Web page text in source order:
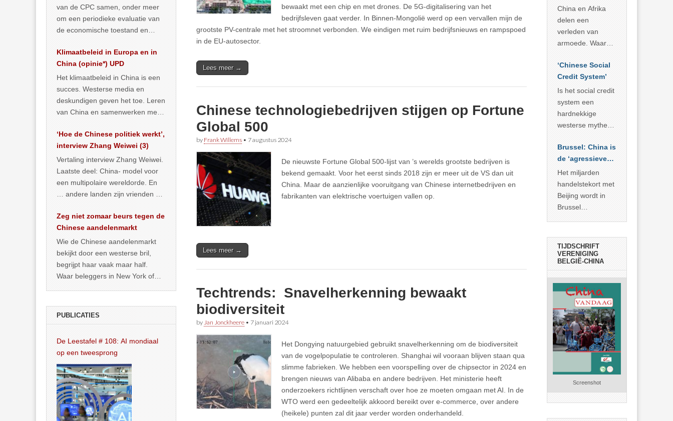
bewaakt met een chip en met drones. De 5G-digitalisering van het
bedrijfsleven gaat verder. In Binnen-Mongolië werd op een vervallen mijn de
grootste PV-centrale met het stroomnet verbonden. We eindigen met ruim bedrijfsnieuws en rampspoed
in de EU-autosector.
Lees meer →
Chinese technologiebedrijven stijgen op Fortune
Global 500
by Frank Willems • 7 augustus 2024
De nieuwste Fortune Global 500-lijst van ’s werelds grootste bedrijven is
bekend gemaakt. Voor het eerst sinds 2018 zijn er meer uit de VS dan uit
China. Maar de aanzienlijke vooruitgang van Chinese internetbedrijven en
fabrikanten van elektrische voertuigen vallen op.
Lees meer →
Techtrends: Snavelherkenning bewaakt
biodiversiteit
by Jan Jonckheere • 7 januari 2024
Het Dongying natuurgebied gebruikt snavelherkenning om de biodiversiteit
van de vogelpopulatie te controleren. Shanghai wil vooraan blijven staan qua
slimme fabrieken. We hebben een voorspelling over de chipsector in 2024 en
brengen nieuws van Alibaba en andere bedrijven. Het ministerie heeft
onderzoekers richtlijnen verschaft over hoe ze moeten omgaan met AI. In de
WTO werd een gedeeltelijk akkoord bereikt over e-commerce, over andere
(heikele) punten zal dit jaar verder worden onderhandeld.
toestand?
van de CPC samen, onder meer
om een periodieke evaluatie van
de economische toestand en
publiceerden… >> lees meer
Klimaatbeleid in Europa en in
China (opinie*) UPD
Het klimaatbeleid in China is een
succes. Westerse media en
deskundigen geven het toe. Leren
van China en samenwerken met
… >> lees meer
‘Hoe de Chinese politiek werkt’,
interview Zhang Weiwei (3)
Vertaling interview Zhang Weiwei.
Laatste deel: China- model voor
een multipolaire wereldorde. En
… andere landen zijn vrienden of
Zeg niet zomaar beurs tegen de
Chinese aandelenmarkt
Wie de Chinese aandelenmarkt
bekijkt door een westerse bril,
begrijpt haar vaak maar half.
Waar beleggers in New York of
PUBLICATIES
De Leestafel # 108: AI mondiaal
op een tweesprong
Wat Afrika kan
leren van
China’s
economisch
China en Afrika
delen een
verleden van
armoede. Waar
voorbije veertig
jaar in slaagde
meer dan 800
miljoen mensen
uit de armoede
… >> lees meer
‘Chinese Social
Credit System’
Is het social credit
system een
hardnekkige
westerse mythe of
realiteit in China?
Brussel: China is
de ‘agressieve
schuldige’
Het miljarden
handelstekort met
Beijing wordt in
Brussel
economische
agressie. In
werkelijkheid
verhult die
spectaculaire
rekensom vooral
de industriële
achterstand die
… >> lees meer
TIJDSCHRIFT
VERENIGING
BELGIË-CHINA
Screenshot